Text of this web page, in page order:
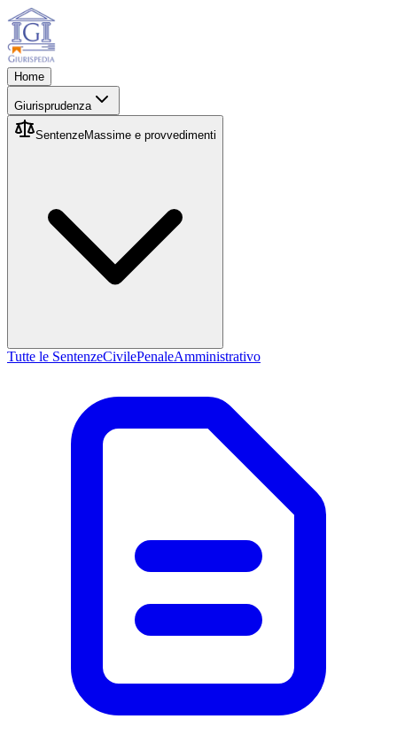
Home
Giurisprudenza
SentenzeMassime e provvedimenti
Tutte le SentenzeCivilePenaleAmministrativo